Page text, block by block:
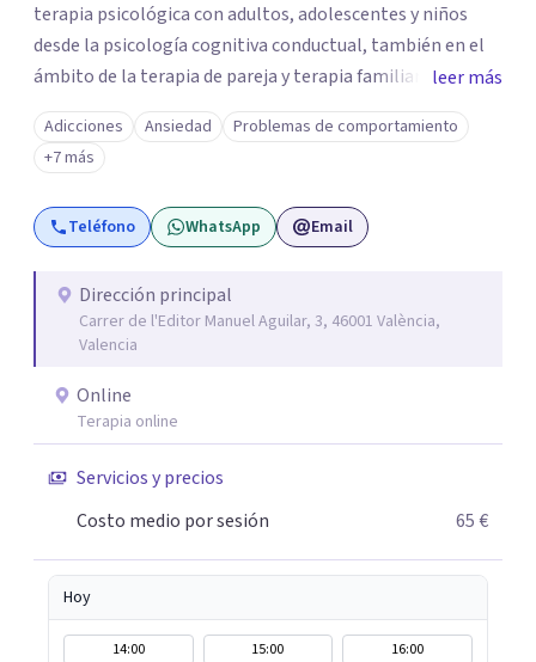
terapia psicológica con adultos, adolescentes y niños
desde la psicología cognitiva conductual, también en el
ámbito de la terapia de pareja y terapia familiar. Como
psicóloga jurídico forense, realizo informes periciales
psicológicos en el ámbito de familia, civil, penal y laboral.
Soy miembro del Listado Oficial de Psicólogos Forenses
del Colegio Oficial de Psicólogos de la Comunidad
Valencia (LOPF). Y realizo mi trabajo en CONECTA Centro
leer más
Adicciones Ansiedad
Problemas de comportamiento
+7 más
Teléfono WhatsApp Email
Dirección principal
Carrer de l'Editor Manuel Aguilar, 3, 46001 València,
Valencia
Online
Terapia online
Servicios y precios
Costo medio por sesión
65 €
Hoy
14:00 15:00
16:00